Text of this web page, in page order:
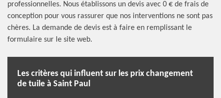
professionnelles. Nous établissons un devis avec 0 € de frais de
conception pour vous rassurer que nos interventions ne sont pas
chères. La demande de devis est à faire en remplissant le
formulaire sur le site web.
Les critères qui influent sur les prix changement
de tuile à Saint Paul